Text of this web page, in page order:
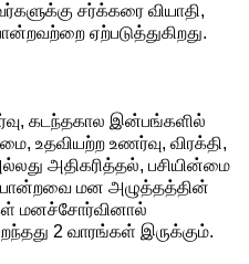
சர்க்கரை வியாதி,
ஏற்படுத்துகிறது.
கடந்தகால இன்பங்களில்
உதவியற்ற உணர்வு, விரக்தி,
அதிகரித்தல், பசியின்மை
மன அழுத்தத்தின்
மனச்சோர்வினால்
2 வாரங்கள் இருக்கும்.